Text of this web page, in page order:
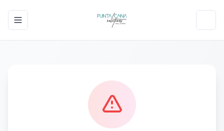
Toggle navigation menu